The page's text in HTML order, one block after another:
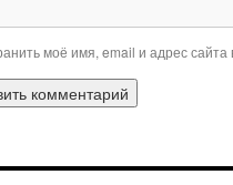
моё имя, email и адрес